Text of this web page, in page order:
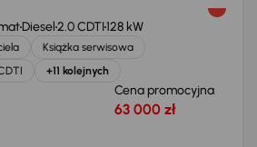
Diesel2.0 CDTI128 kW
Książka serwisowa
+11 kolejnych
Cena promocyjna
63 000 zł